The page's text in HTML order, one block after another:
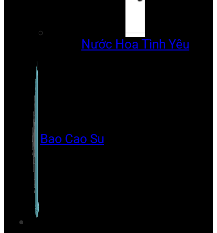
Nước Hoa Tình Yêu
Bao Cao Su